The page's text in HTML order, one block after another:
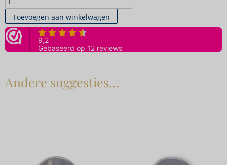
Toevoegen aan winkelwagen
Andere suggesties…